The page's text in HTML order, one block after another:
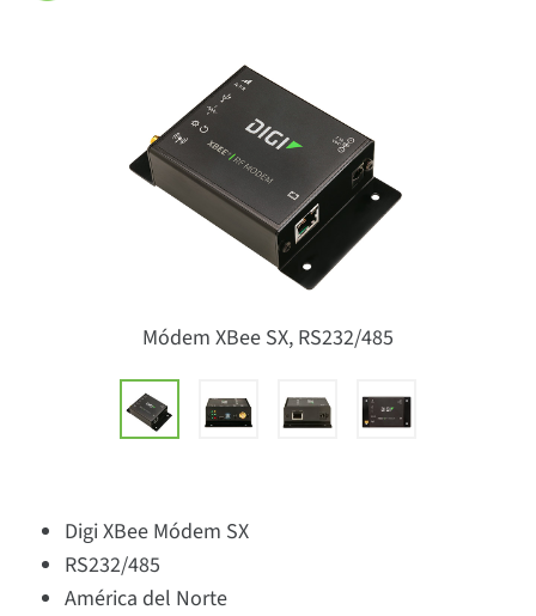
Módem XBee SX, RS232/485
Digi XBee Módem SX
RS232/485
América del Norte